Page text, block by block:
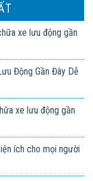
xe lưu động gần
Động Gần Đây Dễ
xe lưu động gần
ích cho mọi người